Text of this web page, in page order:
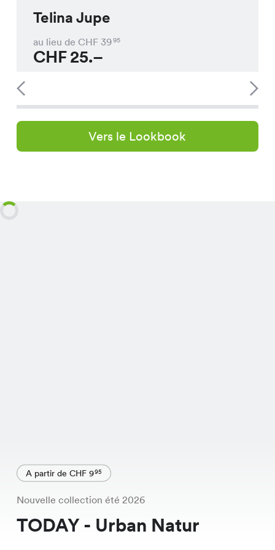
Telina Jupe
au lieu de CHF 3995
CHF25.–
Vers le Lookbook
A partir de CHF 995
Nouvelle collection été 2026
TODAY - Urban Natur